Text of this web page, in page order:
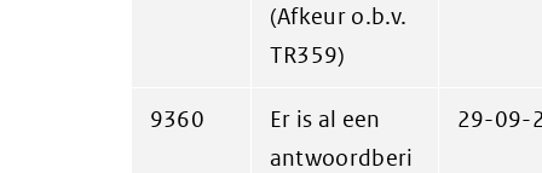
(Afkeur o.b.v.
TR359)
9360
Er is al een
antwoordberi
29-09-